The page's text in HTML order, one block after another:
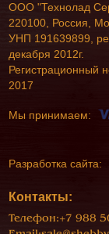
ООО "Технолад
220100, Россия,
УНП 191639899,
декабря 2012г.
Регистрационный
2017
Мы принимаем:
Разработка сайта:
Контакты:
Телефон:+7 988